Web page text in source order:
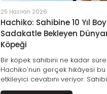
25 Haziran 2026
Hachiko: Sahibine 10 Yıl
Sadakatle Bekleyen
Köpeği
Bir köpek sahibini ne kadar
Hachiko'nun gerçek hikâyesi
etkileyici cevabını veriyor.
sevgisini ve sadakatini 10 yıl